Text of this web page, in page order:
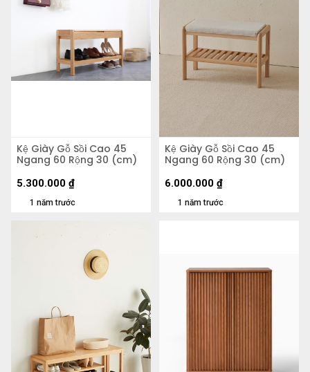
Kệ Giày Gỗ Sồi Cao 45
Ngang 60 Rộng 30 (cm)
1 năm trước
5.300.000 ₫
Kệ Giày Gỗ Sồi Cao 45
Ngang 60 Rộng 30 (cm)
1 năm trước
6.000.000 ₫